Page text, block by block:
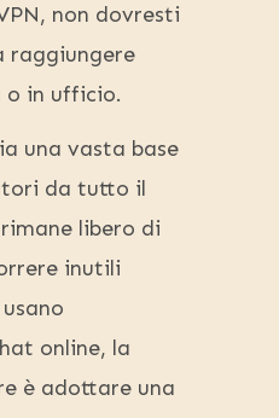
non dovresti
raggiungere
o in ufficio.
una vasta base
da tutto il
libero di
inutili
online, la
è adottare una